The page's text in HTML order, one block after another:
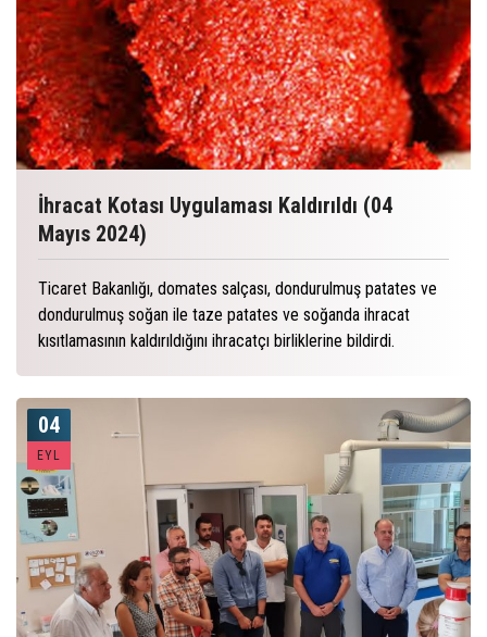
İhracat Kotası Uygulaması Kaldırıldı (04
Mayıs 2024)
Ticaret Bakanlığı, domates salçası, dondurulmuş patates ve
dondurulmuş soğan ile taze patates ve soğanda ihracat
kısıtlamasının kaldırıldığını ihracatçı birliklerine bildirdi.
04
EYL